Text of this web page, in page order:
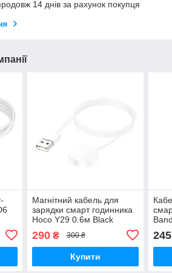
14 днів за рахунок покупця
Магнітний кабель для
зарядки смарт годинника
Hoco Y29 0.6м Black
290₴ 300 ₴
Купити
245